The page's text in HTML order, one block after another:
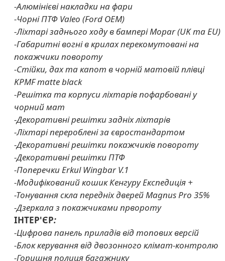
-Алюмінієві накладки на фари
-Чорні ПТФ Valeo (Ford OEM)
-Ліхтарі заднього ходу в бампері Mopar (UK та EU)
-Габаритні вогні в крилах перекомутовані на
покажчики повороту
-Стійки, дах та капот в чорній матовій плівці
KPMF matte black
-Решітка та корпуси ліхтарів пофарбовані у
чорний мат
-Декоративні решітки задніх ліхтарів
-Ліхтарі перероблені за євростандартом
-Декоративні решітки покажчиків повороту
-Декоративні решітки ПТФ
-Поперечки Erkul Wingbar V.1
-Модифікований кошик Кенгуру Експедиція +
-Тонування скла передніх дверей Magnus Pro 35%
-Дзеркала з покажчиками првороту
ІНТЕР'ЄР:
-Цифрова панель приладів від топових версій
-Блок керування від двозонного клімат-контролю
-Горишня полиця багажнику